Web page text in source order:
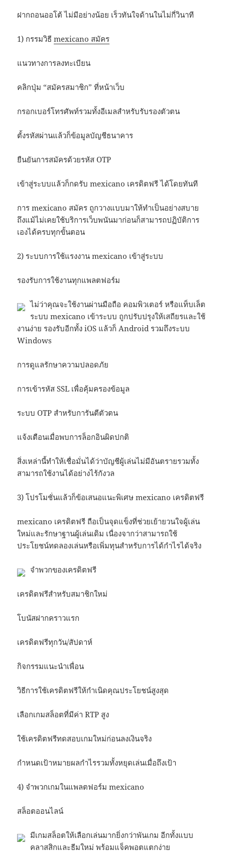
ฝากถอนออโต้ ไม่มีอย่างน้อย เร็วทันใจด้านในไม่กี่วินาที
1) กรรมวิธีmexicano สมัคร
แนวทางการลงทะเบียน
คลิกปุ่ม “สมัครสมาชิก” ที่หน้าเว็บ
กรอกเบอร์โทรศัพท์รวมทั้งอีเมลสำหรับรับรองตัวตน
ตั้งรหัสผ่านแล้วก็ข้อมูลบัญชีธนาคาร
ยืนยันการสมัครด้วยรหัส OTP
เข้าสู่ระบบแล้วก็กดรับ mexicano เครดิตฟรี ได้โดยทันที
การ mexicano สมัคร ถูกวางแบบมาให้ทำเป็นอย่างสบาย
ถึงแม้ไม่เคยใช้บริการเว็บพนันมาก่อนก็สามารถปฏิบัติการ
เองได้ครบทุกขั้นตอน
2) ระบบการใช้แรงงาน mexicano เข้าสู่ระบบ
รองรับการใช้งานทุกแพลตฟอร์ม
ไม่ว่าคุณจะใช้งานผ่านมือถือ คอมพิวเตอร์ หรือแท็บเล็ต
ระบบ mexicano เข้าระบบ ถูกปรับปรุงให้เสถียรและใช้
งานง่าย รองรับอีกทั้ง iOS แล้วก็ Android รวมถึงระบบ
Windows
การดูแลรักษาความปลอดภัย
การเข้ารหัส SSL เพื่อคุ้มครองข้อมูล
ระบบ OTP สำหรับการันตีตัวตน
แจ้งเตือนเมื่อพบการล็อกอินผิดปกติ
สิ่งเหล่านี้ทำให้เชื่อมั่นได้ว่าบัญชีผู้เล่นไม่มีอันตรายรวมทั้ง
สามารถใช้งานได้อย่างไร้กังวล
3) โปรโมชั่นแล้วก็ข้อเสนอแนะพิเศษ mexicano เครดิตฟรี
mexicano เครดิตฟรี ถือเป็นจุดแข็งที่ช่วยเย้ายวนใจผู้เล่น
ใหม่และรักษาฐานผู้เล่นเดิม เนื่องจากว่าสามารถใช้
ประโยชน์ทดลองเล่นหรือเพิ่มทุนสำหรับการได้กำไรได้จริง
จำพวกของเครดิตฟรี
เครดิตฟรีสำหรับสมาชิกใหม่
โบนัสฝากคราวแรก
เครดิตฟรีทุกวัน/สัปดาห์
กิจกรรมแนะนำเพื่อน
วิธีการใช้เครดิตฟรีให้กำเนิดคุณประโยชน์สูงสุด
เลือกเกมสล็อตที่มีค่า RTP สูง
ใช้เครดิตฟรีทดสอบเกมใหม่ก่อนลงเงินจริง
กำหนดเป้าหมายผลกำไรรวมทั้งหยุดเล่นเมื่อถึงเป้า
4) จำพวกเกมในแพลตฟอร์ม mexicano
สล็อตออนไลน์
มีเกมสล็อตให้เลือกเล่นมากยิ่งกว่าพันเกม อีกทั้งแบบ
คลาสสิกและธีมใหม่ พร้อมแจ็คพอตแตกง่าย